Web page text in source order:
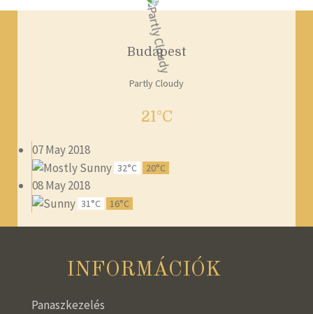
Budapest
Partly Cloudy
21°C
07 May 2018
32°C 20°C
08 May 2018
31°C 16°C
INFORMÁCIÓK
Panaszkezelés